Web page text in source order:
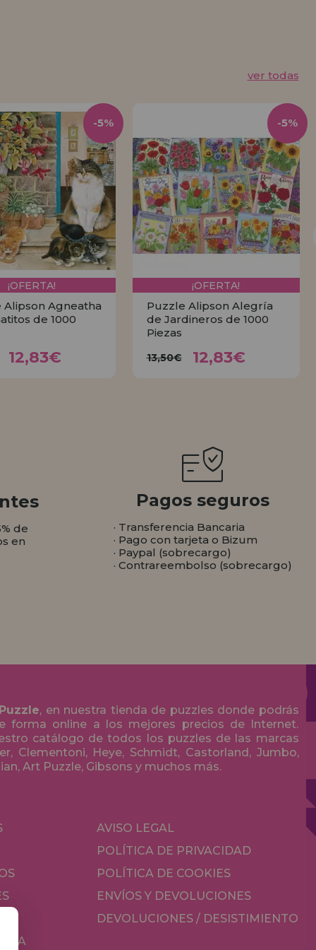
ver todas
¡OFERTA!
Alipson Agneatha
de 1000
12,83€
-5%
¡OFERTA!
Puzzle Alipson Alegría
de Jardineros de 1000
Piezas
13,50€ 12,83€
-5%
de
en
Pagos seguros
· Transferencia Bancaria
· Pago con tarjeta o Bizum
· Paypal (sobrecargo)
· Contrareembolso (sobrecargo)
, en nuestra tienda de puzzles donde podrás
forma online a los mejores precios de Internet.
catálogo de todos los puzzles de las marcas
Clementoni, Heye, Schmidt, Castorland, Jumbo,
Art Puzzle, Gibsons y muchos más.
AVISO LEGAL
POLÍTICA DE PRIVACIDAD
POLÍTICA DE COOKIES
ENVÍOS Y DEVOLUCIONES
DEVOLUCIONES / DESISTIMIENTO